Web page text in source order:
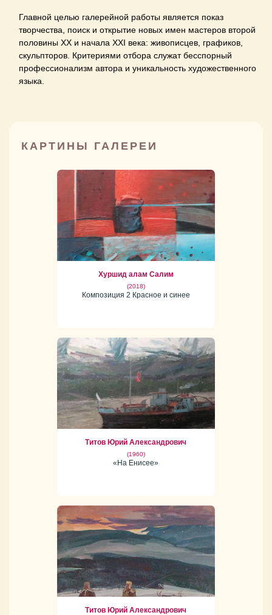
Главной целью галерейной работы является показ
творчества, поиск и открытие новых имен мастеров второй
половины ХХ и начала XXI века: живописцев, графиков,
скульпторов. Критериями отбора служат бесспорный
профессионализм автора и уникальность художественного
языка.
КАРТИНЫ ГАЛЕРЕИ
Хуршид алам Салим
(2018)
Композиция 2 Красное и синее
Титов Юрий Александрович
(1960)
«На Енисее»
Титов Юрий Александрович